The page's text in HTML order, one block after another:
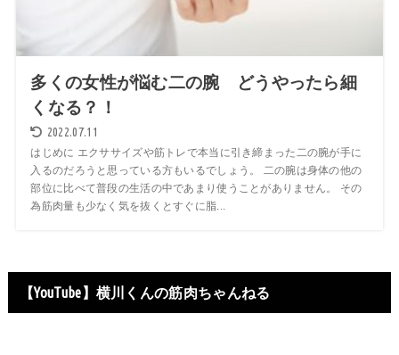
多くの女性が悩む二の腕 どうやったら細
くなる？！
2022.07.11
はじめに エクササイズや筋トレで本当に引き締まった二の腕が手に
入るのだろうと思っている方もいるでしょう。 二の腕は身体の他の
部位に比べて普段の生活の中であまり使うことがありません。 その
為筋肉量も少なく気を抜くとすぐに脂...
【YouTube】横川くんの筋肉ちゃんねる